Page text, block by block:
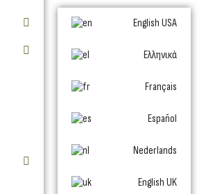
English USA
Ελληνικά
Français
Español
Nederlands
English UK